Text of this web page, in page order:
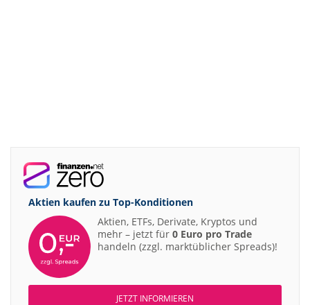
Aktien kaufen zu Top-Konditionen
Aktien, ETFs, Derivate, Kryptos und
mehr – jetzt für 0 Euro pro Trade
handeln (zzgl. marktüblicher Spreads)!
JETZT INFORMIEREN